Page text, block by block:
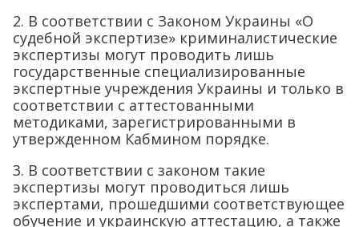
2. В соответствии с Законом Украины «О
судебной экспертизе» криминалистические
экспертизы могут проводить лишь
государственные специализированные
экспертные учреждения Украины и только в
соответствии с аттестованными
методиками, зарегистрированными в
утвержденном Кабмином порядке.
3. В соответствии с законом такие
экспертизы могут проводиться лишь
экспертами, прошедшими соответствующее
обучение и украинскую аттестацию, а также